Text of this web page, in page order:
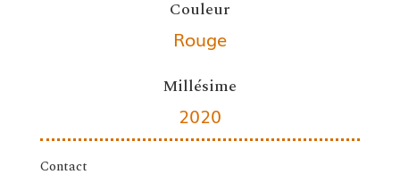
Couleur
Rouge
Millésime
2020
Contact